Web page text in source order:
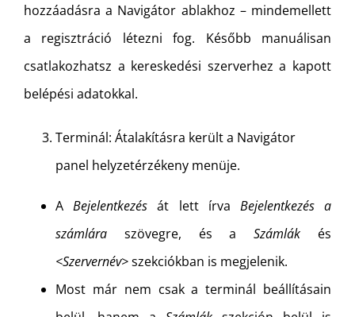
hozzáadásra a Navigátor ablakhoz – mindemellett
a regisztráció létezni fog. Később manuálisan
csatlakozhatsz a kereskedési szerverhez a kapott
belépési adatokkal.
Terminál: Átalakításra került a Navigátor
panel helyzetérzékeny menüje.
ABejelentkezésát lett írva Bejelentkezés a
számlára szövegre, és aSzámlák és
<Szervernév>szekciókban is megjelenik.
Most már nem csak a terminál beállításain